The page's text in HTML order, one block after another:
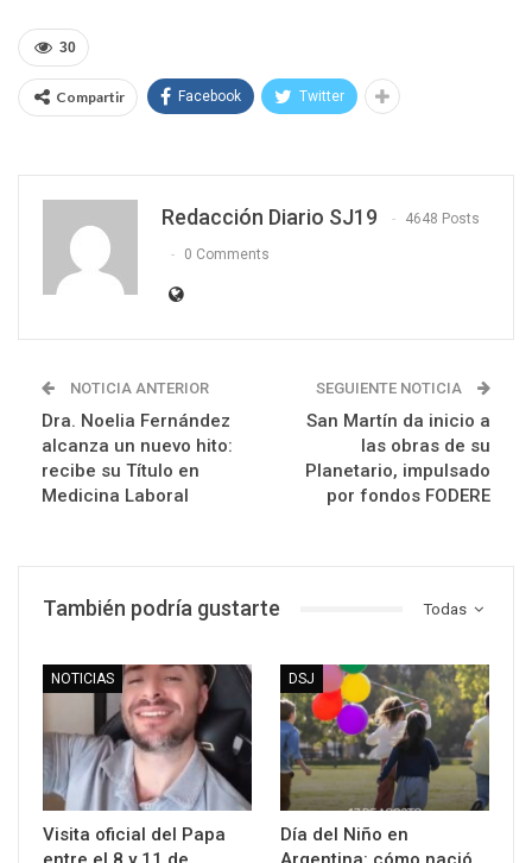
30
Compartir Facebook Twitter
Redacción Diario SJ19 4648 Posts
0 Comments
NOTICIA ANTERIOR
Dra. Noelia Fernández
alcanza un nuevo hito:
recibe su Título en
Medicina Laboral
SEGUIENTE NOTICIA
San Martín da inicio a
las obras de su
Planetario, impulsado
por fondos FODERE
Todas
También podría gustarte
NOTICIAS
Visita oficial del Papa
DSJ
Día del Niño en